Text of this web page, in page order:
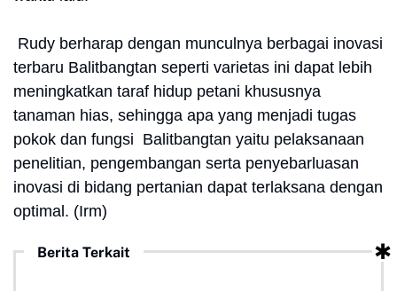
Rudy berharap dengan munculnya berbagai inovasi
terbaru Balitbangtan seperti varietas ini dapat lebih
meningkatkan taraf hidup petani khususnya
tanaman hias, sehingga apa yang menjadi tugas
pokok dan fungsi Balitbangtan yaitu pelaksanaan
penelitian, pengembangan serta penyebarluasan
inovasi di bidang pertanian dapat terlaksana dengan
optimal. (Irm)
Berita Terkait